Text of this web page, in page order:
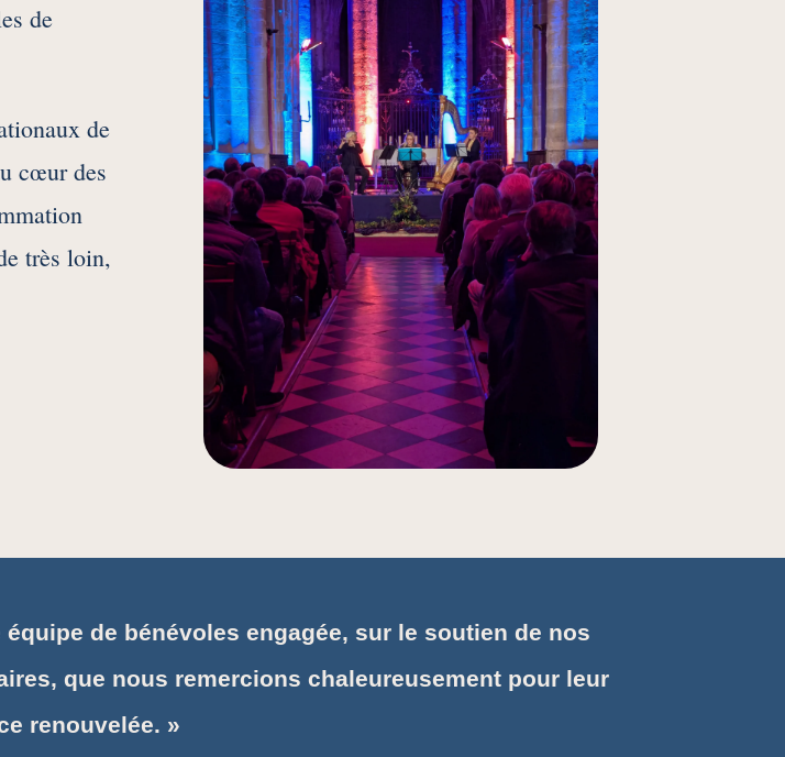
de
de
cœur des
très loin,
de bénévoles engagée, sur le soutien de nos
que nous remercions chaleureusement pour leur
renouvelée. »